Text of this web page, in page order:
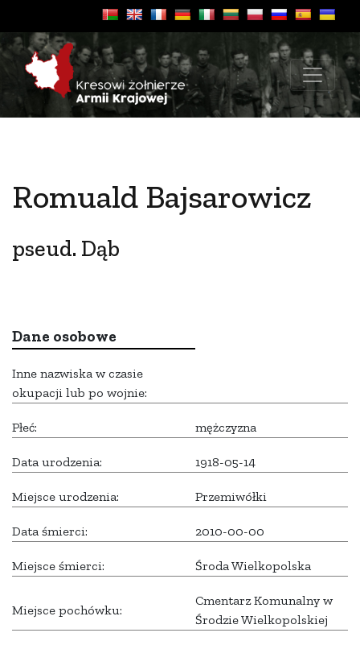
Romuald Bajsarowicz
pseud. Dąb
Dane osobowe
Inne nazwiska w czasie
okupacji lub po wojnie:
Płeć: mężczyzna
Data urodzenia: 1918-05-14
Miejsce urodzenia: Przemiwółki
Data śmierci: 2010-00-00
Miejsce śmierci: Środa Wielkopolska
Miejsce pochówku:
Cmentarz Komunalny w
Środzie Wielkopolskiej